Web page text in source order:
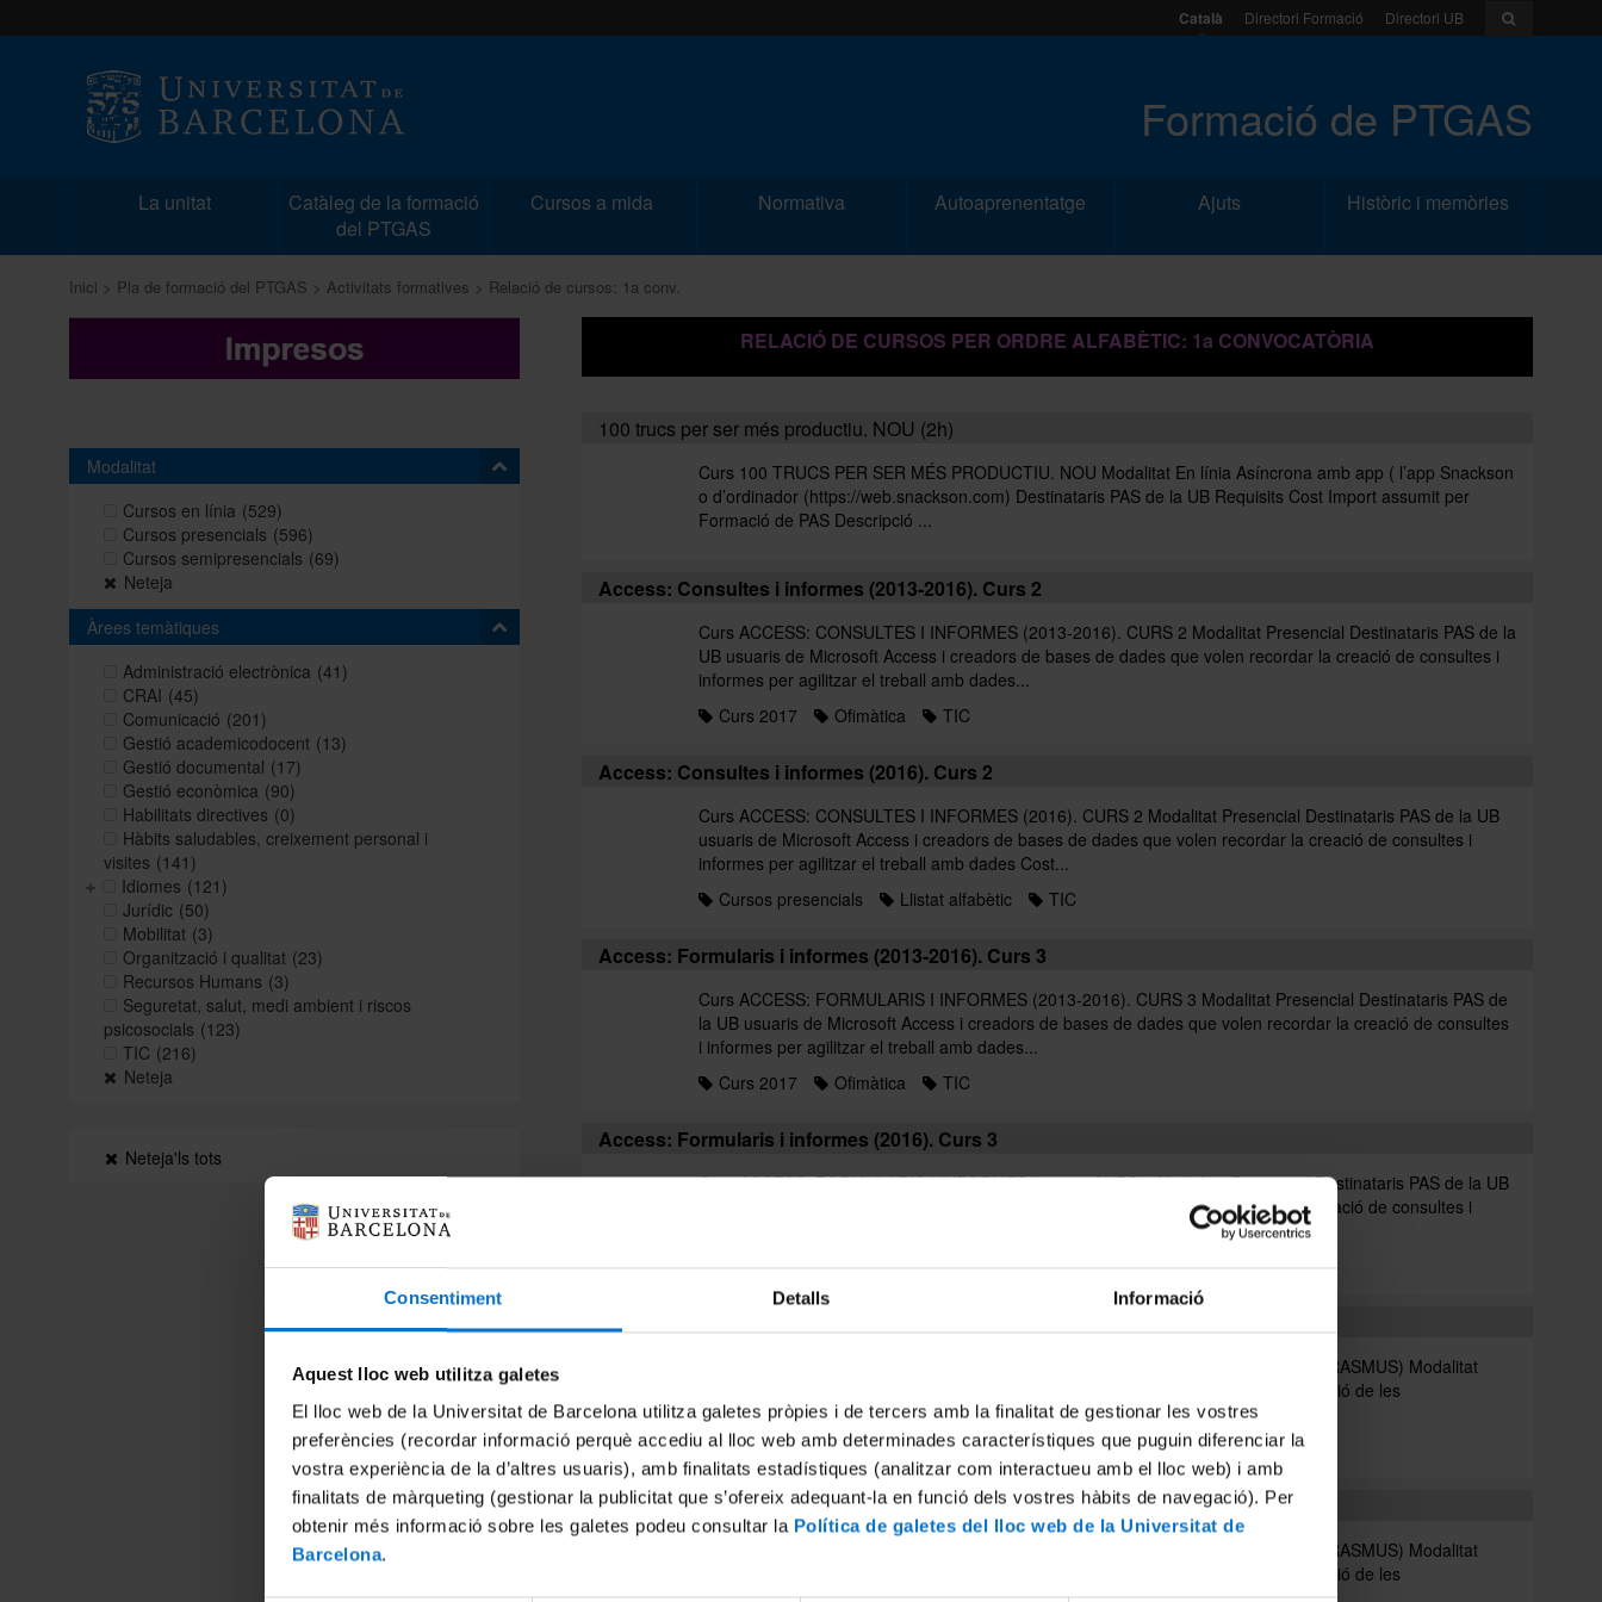
Consentiment Detalls Informació
Aquest lloc web utilitza galetes
El lloc web de la Universitat de Barcelona utilitza galetes pròpies i de tercers amb la finalitat de gestionar les vostres
preferències (recordar informació perquè accediu al lloc web amb determinades característiques que puguin diferenciar la
vostra experiència de la d’altres usuaris), amb finalitats estadístiques (analitzar com interactueu amb el lloc web) i amb
finalitats de màrqueting (gestionar la publicitat que s’ofereix adequant-la en funció dels vostres hàbits de navegació). Per
obtenir més informació sobre les galetes podeu consultar la Política de galetes del lloc web de la Universitat de
Barcelona.
Català Directori Formació Directori UB
Formació de PTGAS
La unitat
Catàleg de la formació
del PTGAS
Cursos a mida Normativa Autoaprenentatge Ajuts Històric i memòries
Inici Pla de formació del PTGAS Activitats formatives Relació de cursos: 1a conv.
Modalitat
Cursos en línia (529)
Cursos presencials (596)
Cursos semipresencials (69)
Neteja
Àrees temàtiques
Administració electrònica (41)
CRAI (45)
Comunicació (201)
Gestió academicodocent (13)
Gestió documental (17)
Gestió econòmica (90)
Habilitats directives (0)
Hàbits saludables, creixement personal i
visites (141)
Idiomes (121)
Jurídic (50)
Mobilitat (3)
Organització i qualitat (23)
Recursos Humans (3)
Seguretat, salut, medi ambient i riscos
psicosocials (123)
TIC (216)
Neteja
Neteja'ls tots
RELACIÓ DE CURSOS PER ORDRE ALFABÈTIC: 1a CONVOCATÒRIA
100 trucs per ser més productiu. NOU (2h)
Curs 100 TRUCS PER SER MÉS PRODUCTIU. NOU Modalitat En línia Asíncrona amb app ( l’app Snackson
o d’ordinador (https://web.snackson.com) Destinataris PAS de la UB Requisits Cost Import assumit per
Formació de PAS Descripció ...
Access: Consultes i informes (2013-2016). Curs 2
Curs ACCESS: CONSULTES I INFORMES (2013-2016). CURS 2 Modalitat Presencial Destinataris PAS de la
UB usuaris de Microsoft Access i creadors de bases de dades que volen recordar la creació de consultes i
informes per agilitzar el treball amb dades...
Curs 2017
Ofimàtica TIC
Access: Consultes i informes (2016). Curs 2
Curs ACCESS: CONSULTES I INFORMES (2016). CURS 2 Modalitat Presencial Destinataris PAS de la UB
usuaris de Microsoft Access i creadors de bases de dades que volen recordar la creació de consultes i
informes per agilitzar el treball amb dades Cost...
Cursos presencials
Llistat alfabètic TIC
Access: Formularis i informes (2013-2016). Curs 3
Curs ACCESS: FORMULARIS I INFORMES (2013-2016). CURS 3 Modalitat Presencial Destinataris PAS de
la UB usuaris de Microsoft Access i creadors de bases de dades que volen recordar la creació de consultes
i informes per agilitzar el treball amb dades...
Curs 2017
Ofimàtica TIC
Access: Formularis i informes (2016). Curs 3
Curs ACCESS: FORMULARIS I INFORMES (2016). CURS 3 Modalitat Presencial Destinataris PAS de la UB
usuaris de Microsoft Access i creadors de bases de dades que volen recordar la creació de consultes i
Cursos presencials
Llistat alfabètic TIC
Anglès per a usos administratius en un àmbit internacional (Erasmus)
Curs ANGLÈS PER A USOS ADMINISTRATIUS EN UN ÀMBIT INTERNACIONAL (ERASMUS) Modalitat
Presencial Cost Activitat finançada en el marc de l'Acord de Formació per a l'Ocupació de les
Administracions Públiques (AFEDAP) i les organitzacions sindicals...
Anglès
Curs 2017 Idiomes
Anglès per a usos administratius en un àmbit internacional (Erasmus)
Curs ANGLÈS PER A USOS ADMINISTRATIUS EN UN ÀMBIT INTERNACIONAL (ERASMUS) Modalitat
Presencial Cost Activitat finançada en el marc de l'Acord de Formació per a l'Ocupació de les
Administracions Públiques (AFEDAP) i les organitzacions sindicals...